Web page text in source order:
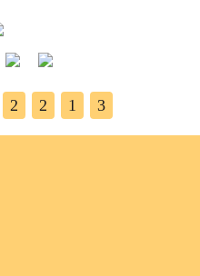
2 2 1 3